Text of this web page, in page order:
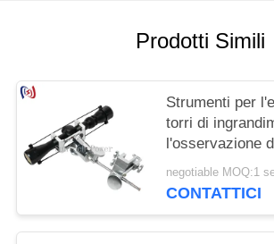
Prodotti Simili
Strumenti per
torri di
l'osservazione
angolo preciso
negotiable MOQ:1
CONTATTICI